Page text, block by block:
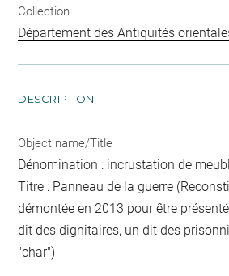
Collection
Département des Antiquités
DESCRIPTION
Object name/Title
Dénomination : incrustation de
Titre : Panneau de la guerre
démontée en 2013 pour être
dit des dignitaires, un dit des
"char")